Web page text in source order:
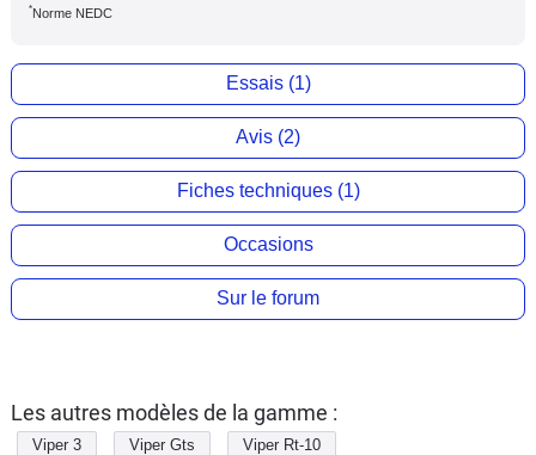
*Norme NEDC
Essais (1)
Avis (2)
Fiches techniques (1)
Occasions
Sur le forum
Les autres modèles de la gamme :
Viper 3 Viper Gts Viper Rt-10